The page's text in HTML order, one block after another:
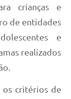
crianças e
de entidades
e
realizados
os critérios de